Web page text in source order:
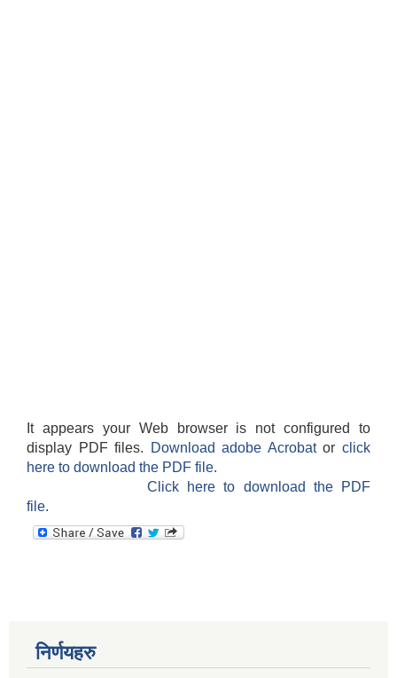
It appears your Web browser is not configured to
display PDF files.
Download adobe Acrobatorclick
here to download the PDF file.
Click here to download the PDF
file.
निर्णयहरु